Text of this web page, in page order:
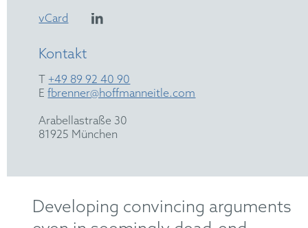
vCard
Kontakt
T +49 89 92 40 90
Efbrenner@hoffmanneitle.com
Arabellastraße 30
81925 München
Developing convincing arguments